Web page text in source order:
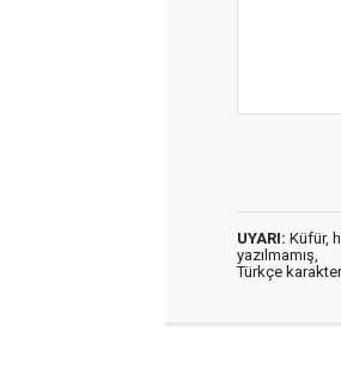
UYARI: Küfür,
yazılmamış,
Türkçe